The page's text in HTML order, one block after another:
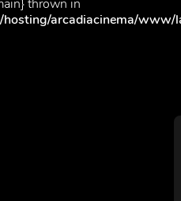
thrown in
hosting/arcadiacinema/www/